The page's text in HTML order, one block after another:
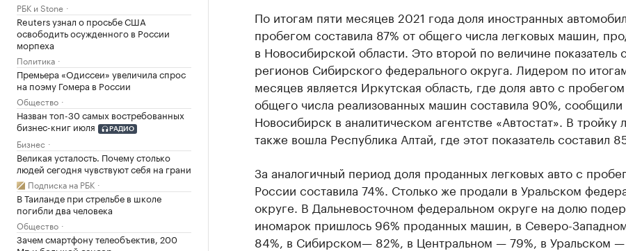
РБК и Stone
Reuters узнал о просьбе США
освободить осужденного в России
морпеха
Политика
Премьера «Одиссеи» увеличила спрос
на поэму Гомера в России
Общество
Назван топ-30 самых востребованных
бизнес-книг июля
РАДИО
Бизнес
Великая усталость. Почему столько
людей сегодня чувствуют себя на грани
Подписка на РБК
В Таиланде при стрельбе в школе
погибли два человека
Общество
Зачем смартфону телеобъектив, 200
По итогам пяти месяцев 2021 года доля иностранных
пробегом составила 87% от общего числа легковых машин,
в Новосибирской области. Это второй по величине показатель
регионов Сибирского федерального округа. Лидером по
месяцев является Иркутская область, где доля авто с
общего числа реализованных машин составила 90%,
Новосибирск в аналитическом агентстве «Автостат». В тройку
также вошла Республика Алтай, где этот показатель составил
За аналогичный период доля проданных легковых авто с
России составила 74%. Столько же продали в Уральском
округе. В Дальневосточном федеральном округе на долю
иномарок пришлось 96% проданных машин, в Северо-
84%, в Сибирском— 82%, в Центральном — 79%, в Уральском —